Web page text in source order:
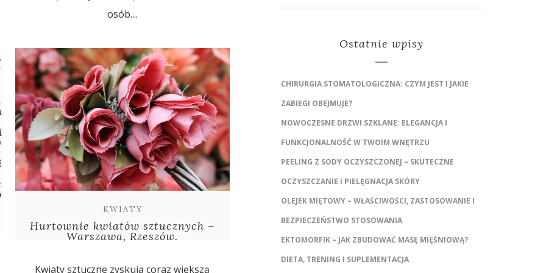
osób....
KWIATY
Hurtownie kwiatów sztucznych –
Warszawa, Rzeszów.
Kwiaty sztuczne zyskują coraz większą
Ostatnie wpisy
CHIRURGIA STOMATOLOGICZNA: CZYM JEST I JAKIE
ZABIEGI OBEJMUJE?
NOWOCZESNE DRZWI SZKLANE: ELEGANCJA I
FUNKCJONALNOŚĆ W TWOIM WNĘTRZU
PEELING Z SODY OCZYSZCZONEJ – SKUTECZNE
OCZYSZCZANIE I PIELĘGNACJA SKÓRY
OLEJEK MIĘTOWY – WŁAŚCIWOŚCI, ZASTOSOWANIE I
BEZPIECZEŃSTWO STOSOWANIA
EKTOMORFIK – JAK ZBUDOWAĆ MASĘ MIĘŚNIOWĄ?
DIETA, TRENING I SUPLEMENTACJA